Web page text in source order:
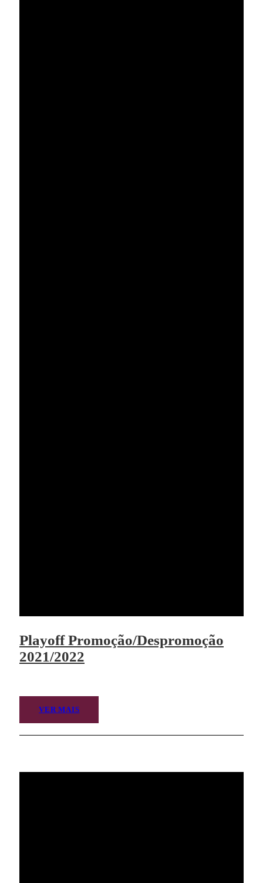
Playoff Promoção/Despromoção
2021/2022
VER MAIS